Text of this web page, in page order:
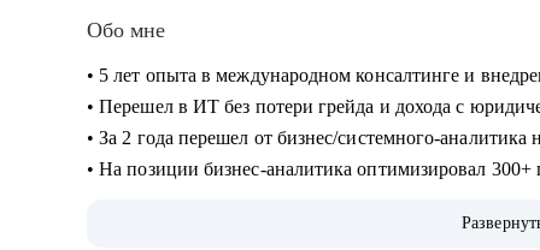
Обо мне
• 5 лет опыта в международном консалтинге и
• Перешел в ИТ без потери грейда и дохода с
• За 2 года перешел от бизнес/системного-аналитика
• На позиции бизнес-аналитика оптимизировал
• Руководил проектом автоматизации бизнеса на